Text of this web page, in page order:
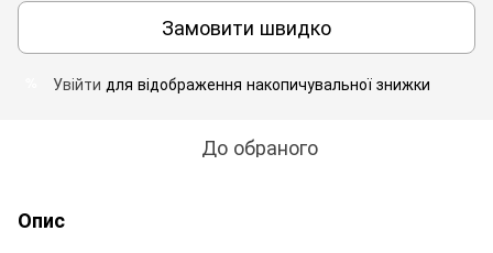
Замовити швидко
Увійти для відображення накопичувальної знижки
До обраного
Опис